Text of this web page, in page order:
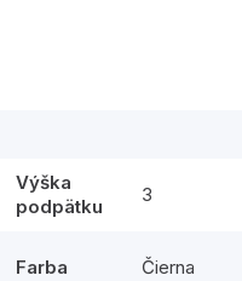
Výška
podpätku
3
Farba Čierna